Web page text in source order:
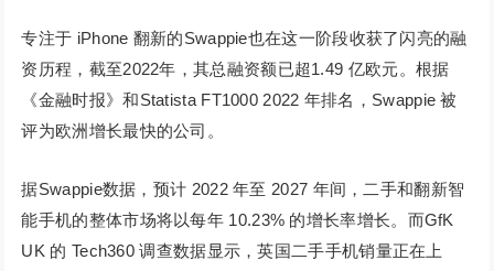
专注于 iPhone 翻新的Swappie也在这一阶段收获了闪亮的融
资历程，截至2022年，其总融资额已超1.49 亿欧元。根据
《金融时报》和Statista FT1000 2022 年排名，Swappie 被
评为欧洲增长最快的公司。
据Swappie数据，预计 2022 年至 2027 年间，二手和翻新智
能手机的整体市场将以每年 10.23% 的增长率增长。而GfK
UK 的 Tech360 调查数据显示，英国二手手机销量正在上